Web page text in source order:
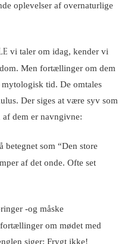
oplevelser af overnaturlige
vi taler om idag, kender vi
Men fortællinger om dem
tid. De omtales
Der siges at være syv som
dem er navngivne:
betegnet som “Den store
af det onde. Ofte set
-og måske
om mødet med
siger: Frygt ikke!